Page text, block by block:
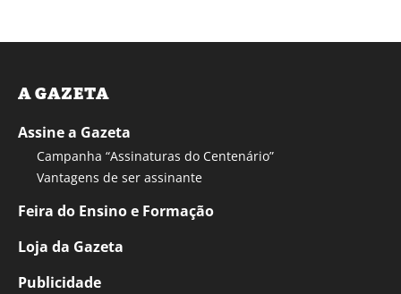
A GAZETA
Assine a Gazeta
Campanha “Assinaturas do Centenário”
Vantagens de ser assinante
Feira do Ensino e Formação
Loja da Gazeta
Publicidade